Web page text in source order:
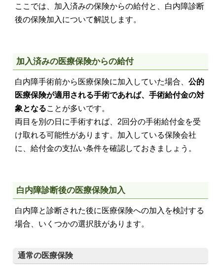
ここでは、加入済みの保険からの給付と、白内障診断
後の保険加入について解説します。
加入済みの医療保険からの給付
白内障手術前から医療保険に加入していた場合、公的
医療保険が適用される手術であれば、手術給付金の対
象となることが多いです。
両目を別の日に手術すれば、2回分の手術給付金を受
け取れる可能性があります。加入している保険会社
に、給付金の支払い条件を確認しておきましょう。
白内障診断後の医療保険加入
白内障と診断された後に医療保険への加入を検討する
場合、いくつかの選択肢があります。
通常の医療保険